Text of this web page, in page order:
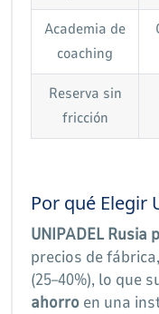
Academia de
coaching
Reserva sin
fricción
Por qué Elegir
UNIPADEL Rusia
precios de
(25–40%), lo que
ahorro en una